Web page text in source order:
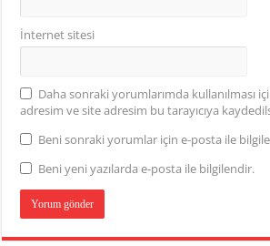
İnternet sitesi
Daha sonraki yorumlarımda kullanılması
adresim ve site adresim bu tarayıcıya
Beni sonraki yorumlar için e-posta ile
Beni yeni yazılarda e-posta ile bilgilendir.